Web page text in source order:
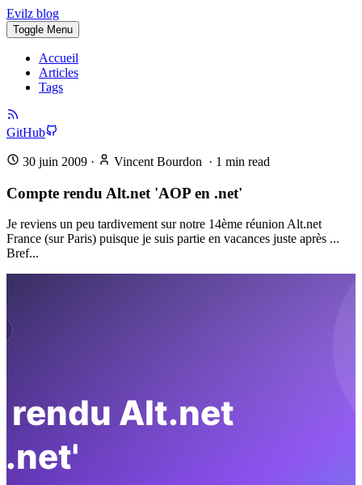
Evilz blog
Toggle Menu
Accueil
Articles
Tags
GitHub
30 juin 2009 · Vincent Bourdon · 1 min read
Compte rendu Alt.net 'AOP en .net'
Je reviens un peu tardivement sur notre 14ème réunion Alt.net
France (sur Paris) puisque je suis partie en vacances juste après ...
Bref...